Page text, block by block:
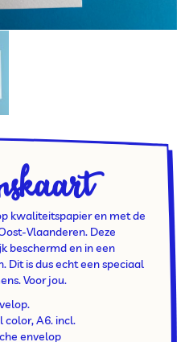
kwaliteitspapier en met de
Vlaanderen. Deze
beschermd en in een
Dit is dus echt een speciaal
Voor jou.
color, A6. incl.
envelop